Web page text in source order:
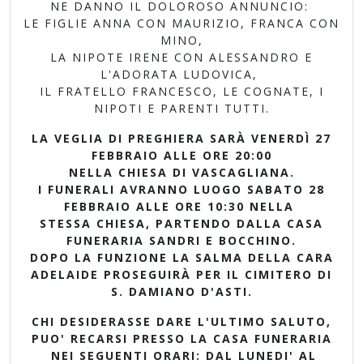
NE DANNO IL DOLOROSO ANNUNCIO:
LE FIGLIE ANNA CON MAURIZIO, FRANCA CON
MINO,
LA NIPOTE IRENE CON ALESSANDRO E
L'ADORATA LUDOVICA,
IL FRATELLO FRANCESCO, LE COGNATE, I
NIPOTI E PARENTI TUTTI.
LA VEGLIA DI PREGHIERA SARÀ VENERDÌ 27
FEBBRAIO ALLE ORE 20:00
NELLA CHIESA DI VASCAGLIANA.
I FUNERALI AVRANNO LUOGO SABATO 28
FEBBRAIO ALLE ORE 10:30 NELLA
STESSA CHIESA, PARTENDO DALLA CASA
FUNERARIA SANDRI E BOCCHINO.
DOPO LA FUNZIONE LA SALMA DELLA CARA
ADELAIDE PROSEGUIRÀ PER IL CIMITERO DI
S. DAMIANO D'ASTI.
CHI DESIDERASSE DARE L'ULTIMO SALUTO,
PUO' RECARSI PRESSO LA CASA FUNERARIA
NEI SEGUENTI ORARI: DAL LUNEDI' AL